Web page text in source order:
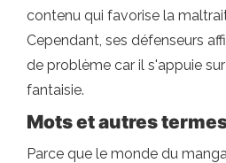
contenu qui favorise la
Cependant, ses défenseurs
de problème car il s'appuie
fantaisie.
Mots et autres
Parce que le monde du